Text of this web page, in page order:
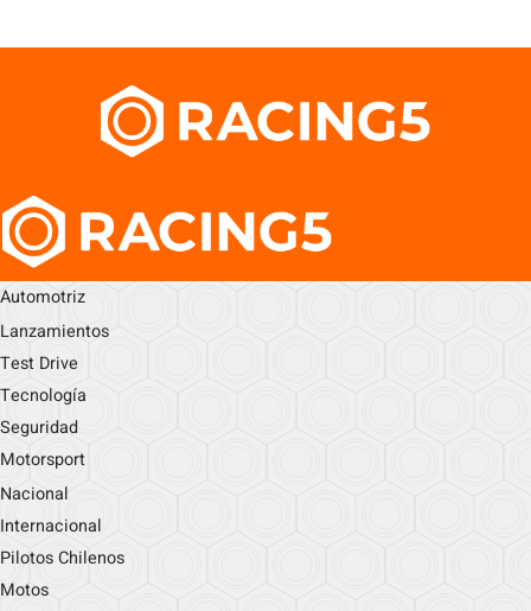
Automotriz
Lanzamientos
Test Drive
Tecnología
Seguridad
Motorsport
Nacional
Internacional
Pilotos Chilenos
Motos